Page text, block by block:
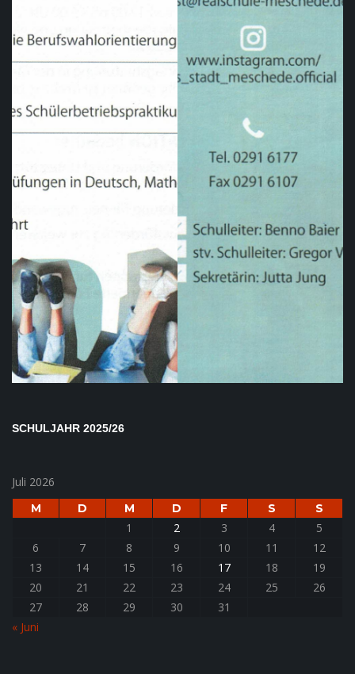
SCHULJAHR 2025/26
Juli 2026
M D M D F S S
1 2 3 4
5
6
7 8 9 10 11
12
13
14 15 16 17 18
19
20
21 22 23 24 25
26
27
28 29 30
31
« Juni